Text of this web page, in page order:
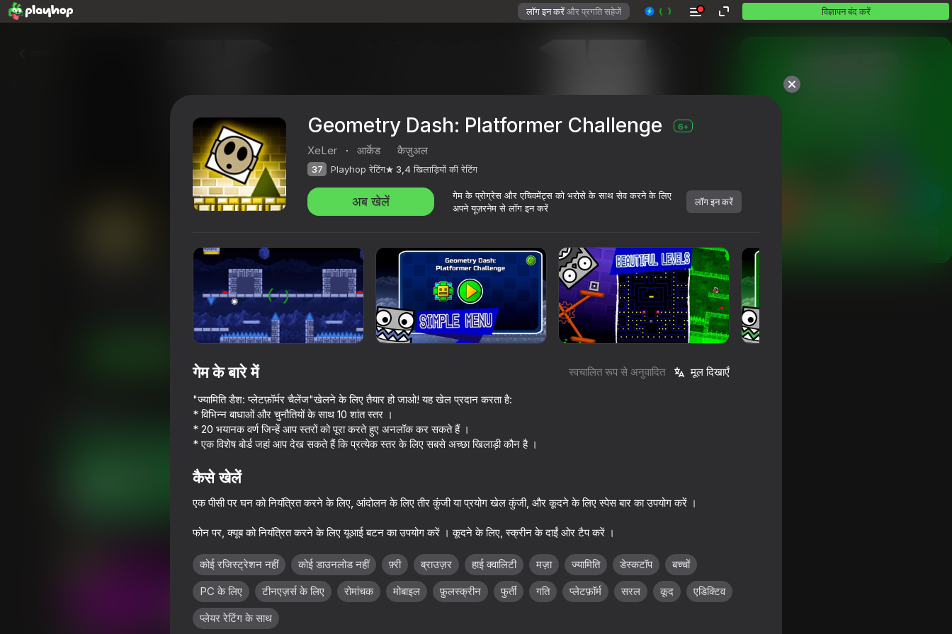
लॉग इन करेंऔर प्रगति सहेजें विज्ञापन बंद करें
Geometry Dash: Platformer Challenge
3,4 खिलाड़ियों की रेटिंग 6+
XeLer
64
Evolution
61
level
53
60
Geometry Dash: Platformer Challenge 6+
XeLer · आर्केड कैज़ुअल
37 Playhop रेटिंग 3,4 खिलाड़ियों की रेटिंग
अब खेलें
गेम के प्रोग्रेस और एचिवमेंट्स को भरोसे के साथ सेव करने के लिए
अपने यूज़रनेम से लॉग इन करें
लॉग इन करें
गेम के बारे में स्वचालित रूप से अनुवादित मूल दिखाएँ
"ज्यामिति डैश: प्लेटफ़ॉर्मर चैलेंज"खेलने के लिए तैयार हो जाओ! यह खेल प्रदान करता है:
* विभिन्न बाधाओं और चुनौतियों के साथ 10 शांत स्तर ।
* 20 भयानक वर्ण जिन्हें आप स्तरों को पूरा करते हुए अनलॉक कर सकते हैं ।
* एक विशेष बोर्ड जहां आप देख सकते हैं कि प्रत्येक स्तर के लिए सबसे अच्छा खिलाड़ी कौन है ।
कैसे खेलें
एक पीसी पर घन को नियंत्रित करने के लिए, आंदोलन के लिए तीर कुंजी या प्रयोग खेल कुंजी, और कूदने के लिए स्पेस बार का उपयोग करें ।
फोन पर, क्यूब को नियंत्रित करने के लिए यूआई बटन का उपयोग करें । कूदने के लिए, स्क्रीन के दाईं ओर टैप करें ।
कोई रजिस्ट्रेशन नहीं कोई डाउनलोड नहीं फ़्री ब्राउज़र हाई क्वालिटी मज़ा ज्यामिति डेस्कटॉप
बच्चों
PC के लिए
टीनएज़र्स के लिए रोमांचक मोबाइल फ़ुलस्क्रीन फुर्ती गति प्लेटफ़ॉर्म सरल कूद
एडिक्टिव
प्लेयर रेटिंग के साथ